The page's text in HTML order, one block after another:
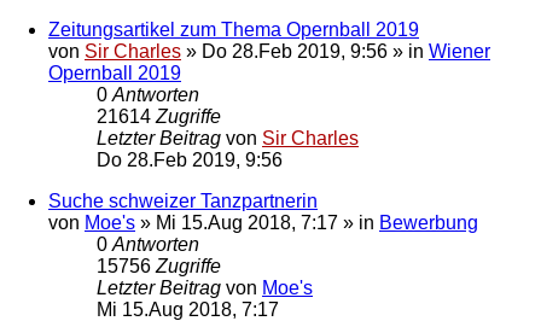
Zeitungsartikel zum Thema Opernball 2019
von Sir Charles » Do 28.Feb 2019, 9:56 » in Wiener
Opernball 2019
0 Antworten
21614 Zugriffe
Letzter Beitrag von Sir Charles
Do 28.Feb 2019, 9:56
Suche schweizer Tanzpartnerin
von Moe's » Mi 15.Aug 2018, 7:17 » in Bewerbung
0 Antworten
15756 Zugriffe
Letzter Beitrag von Moe's
Mi 15.Aug 2018, 7:17